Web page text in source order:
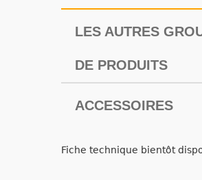
LES AUTRES
DE PRODUITS
ACCESSOIRES
Fiche technique bientôt